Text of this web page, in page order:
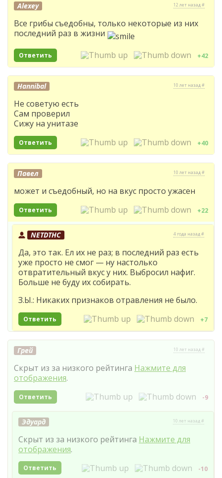
Alexey 12 лет назад #
Все грибы съедобны, только некоторые из них
последний раз в жизни
Ответить +42
Hannibal 10 лет назад #
Не советую есть
Сам проверил
Сижу на унитазе
Ответить +40
Павел 10 лет назад #
может и съедобный, но на вкус просто ужасен
Ответить +22
NETDTHC 4 года назад #
Да, это так. Ел их не раз; в последний раз есть
уже просто не смог — ну настолько
отвратительный вкус у них. Выбросил нафиг.
Больше не буду их собирать.
З.Ы.: Никаких признаков отравления не было.
Ответить +7
Грей 10 лет назад #
Скрыт из за низкого рейтинга Нажмите для
отображения.
Ответить -9
Эдуард 10 лет назад #
Скрыт из за низкого рейтинга Нажмите для
отображения.
Ответить -10